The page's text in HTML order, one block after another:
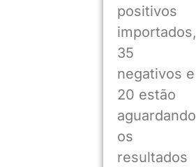
positivos
importados,
35
negativos e
20 estão
aguardando
os
resultados